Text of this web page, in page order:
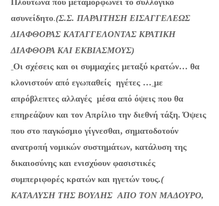
Πλούτωνα που μεταμορφώνει το συλλογικό
ασυνείδητο.(Σ.Σ. ΠΑΡΑΙΤΗΣΗ ΕΙΣΑΓΓΕΛΕΩΣ
ΔΙΑΦΘΟΡΑΣ ΚΑΤΑΓΓΕΛΟΝΤΑΣ ΚΡΑΤΙΚΗ
ΔΙΑΦΘΟΡΑ ΚΑΙ ΕΚΒΙΑΣΜΟΥΣ)
Οι σχέσεις και οι συμμαχίες μεταξύ κρατών… θα
κλονιστούν από εγωπαθείς ηγέτες … με
απρόβλεπτες αλλαγές μέσα από όψεις που θα
επηρεάζουν και τον Απρίλιο την διεθνή τάξη. Όψεις
που στο παγκόσμιο γίγνεσθαι, σηματοδοτούν
ανατροπή νομικών συστημάτων, κατάλυση της
δικαιοσύνης και ενισχύουν φασιστικές
συμπεριφορές κρατών και ηγετών τους.(
ΚΑΤΑΛΥΣΗ ΤΗΣ ΒΟΥΛΗΣ ΑΠΟ ΤΟΝ ΜΑΔΟΥΡΟ,